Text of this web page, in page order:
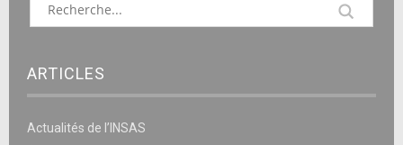
ARTICLES
Actualités de l’INSAS